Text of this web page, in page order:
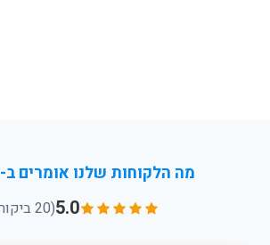
מה הלקוחות שלנו אומרים ב-Google
5.0(20 ביקורות)